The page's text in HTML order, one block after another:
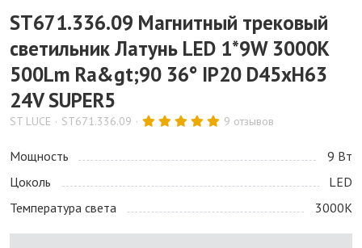
ST671.336.09 Магнитный трековый
светильник Латунь LED 1*9W 3000K
500Lm Ra&gt;90 36° IP20 D45xH63
24V SUPER5
ST LUCE ST671.336.09 9 отзывов
Мощность
9 Bт
Цоколь
LED
Температура света
3000K